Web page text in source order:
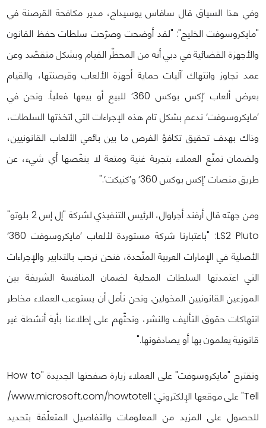
وفي هذا السياق قال سافاس يوسيداج، مدير مكافحة القرصنة في
"مايكروسوفت الخليج": "لقد أوضحت وصرّحت سلطات حفظ القانون
والأجهزة القضائية في دبي أنه من المحظّر القيام وبشكل متقصّد وعن
عمد تجاوز وانتهاك آليات حماية أجهزة الألعاب وقرصنتها، والقيام
بعرض ألعاب ’إكس بوكس 360‘ للبيع أو بيعها فعلياً. ونحن في
’مايكروسوفت‘ ندعم بشكل تام هذه الإجراءات التي اتخذتها السلطات،
وذاك بهدف تحقيق تكافؤ الفرص ما بين بائعي الألعاب القانونيين،
ولضمان تمتّع العملاء بتجربة غنية ومتعة لا ينغّصها أي شيء، عن
طريق منصات ’إكس بوكس 360‘ و’كنيكت‘."
ومن جهته قال أرفند أجراوال، الرئيس التنفيذي لشركة "إل إس 2 بلوتو"
LS2 Pluto: "باعتبارنا شركة مستوردة لألعاب ’مايكروسوفت 360‘
الأصلية في الإمارات العربية المتّحدة، فنحن نرحب بالتدابير والإجراءات
التي اعتمدتها السلطات المحلية لضمان المنافسة الشريفة بين
الموزعين القانونيين المخولين. ونحن نأمل أن يستوعب العملاء مخاطر
انتهاكات حقوق التأليف والنشر، ونحثّهم على إطلاعنا بأية أنشطة غير
قانونية يعلمون بها أو يصادفونها."
وتقترح "مايكروسوفت" على العملاء زيارة صفحتها الجديدة "How to
Tell" على موقعها الإلكتروني: www.microsoft.com/howtotell/
للحصول على المزيد من المعلومات والتفاصيل المتعلّقة بتحديد